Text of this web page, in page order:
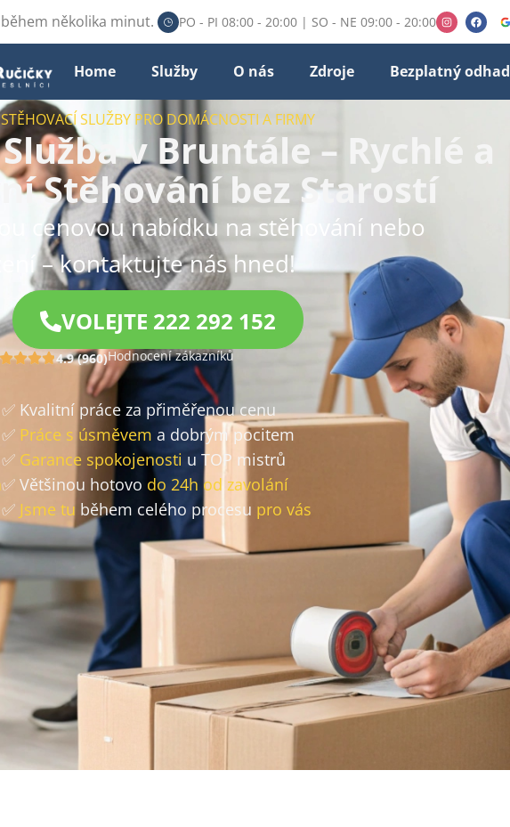
několika minut. PO - PI 08:00 - 20:00 | SO - NE 09:00 - 20:00
Home Služby O nás Zdroje Bezplatný odhad
STĚHOVACÍ SLUŽBY PRO DOMÁCNOSTI A FIRMY
Služba v Bruntále – Rychlé a
Stěhování bez Starostí
cenovou nabídku na stěhování nebo
– kontaktujte nás hned!
VOLEJTE 222 292 152
4.9 (960)Hodnocení zákazníků
✅ Kvalitní práce za přiměřenou cenu
✅ Práce s úsměvem a dobrým pocitem
✅ Garance spokojenosti u TOP mistrů
✅ Většinou hotovo do 24h od zavolání
✅ Jsme tu během celého procesu pro vás